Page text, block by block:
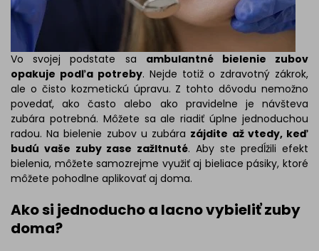
Vo svojej podstate sa ambulantné bielenie zubov
opakuje podľa potreby. Nejde totiž o zdravotný zákrok,
ale o čisto kozmetickú úpravu. Z tohto dôvodu nemožno
povedať, ako často alebo ako pravidelne je návšteva
zubára potrebná. Môžete sa ale riadiť úplne jednoduchou
radou. Na bielenie zubov u zubára zájdite až vtedy, keď
budú vaše zuby zase zažltnuté. Aby ste predĺžili efekt
bielenia, môžete samozrejme využiť aj bieliace pásiky, ktoré
môžete pohodlne aplikovať aj doma.
Ako si jednoducho a lacno vybieliť zuby
doma?